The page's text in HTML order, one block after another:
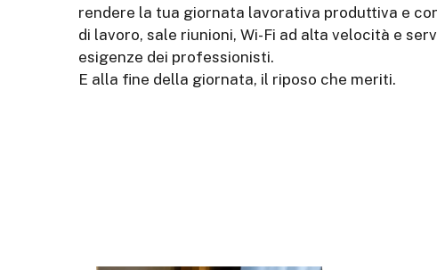
rendere la tua giornata lavorativa produttiva e
di lavoro, sale riunioni, Wi-Fi ad alta velocità e
esigenze dei professionisti.
E alla fine della giornata, il riposo che meriti.